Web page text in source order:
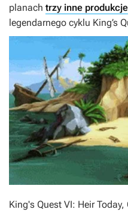
planach trzy inne produkcje
legendarnego cyklu King’s
King's Quest VI: Heir